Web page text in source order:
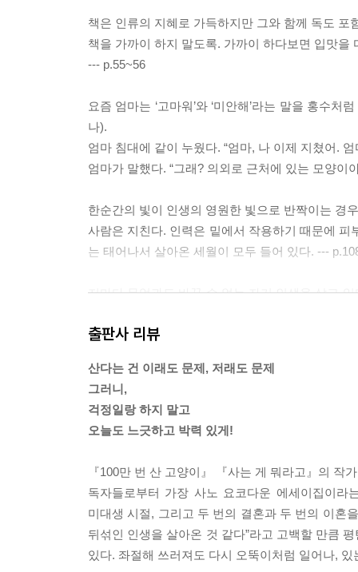
책은 인류의 지혜로 가득하지만 그와 함께 독도
책을 가까이 하지 말도록. 가까이 하다보면 입맛
--- p.55~56
요즘 엄마는 ‘고마워’와 ‘미안해’라는 말을 홍수
나).
엄마 침대에 같이 누웠다. “엄마, 나 이제 지쳤어.
엄마가 말했다. “그래? 의외로 근처에 있는 모양이
한순간의 빛이 인생의 영원한 빛으로 반짝이는 경
사람은 지친다. 인력은 밑에서 작용하기 때문에
는 태어나서 살아온 세월이 모두 들어 있다. ---
저마다 무엇과도 바꿀 수 없는 자기 인생을 살고
었다. --- p.131~132
시시한 책을 만나면 얼마나 시시한지 알아보려고
어 억지로 빌려주었다. 그래서 훌륭한 책은 내 수
내가 책을 읽는 이유는 나의 변변찮은 경험이 아
파랗구나’ 감탄할지도 모른다. 아마 모레는 시커
아무 볼일도 없는데 기차를 탄다. 도시락을 산다.
그리고 돌아온다. 그걸 숨 돌릴 틈 없이 읽어버렸
밥풀을 정성껏 떼어먹는 행위야말로 살아 있다는
출판사 리뷰
산다는 건 이래도 문제, 저래도 문제
그러니,
걱정일랑 하지 말고
오늘도 느긋하고 박력 있게!
『100만 번 산 고양이』 『사는 게 뭐라고』의
독자들로부터 가장 사노 요코다운 에세이집이
미대생 시절, 그리고 두 번의 결혼과 두 번의 이혼
뒤섞인 인생을 살아온 것 같다”라고 고백할 만큼
있다. 좌절해 쓰러져도 다시 오뚝이처럼 일어나,